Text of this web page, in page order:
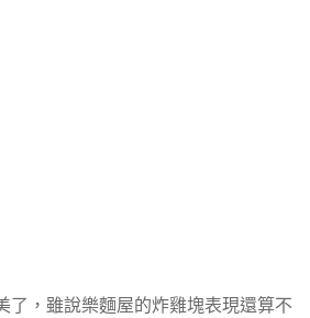
了，雖說樂麵屋的炸雞塊表現還算不